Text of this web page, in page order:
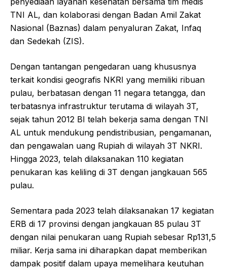
TNI AL, dan kolaborasi dengan Badan Amil Zakat
Nasional (Baznas) dalam penyaluran Zakat, Infaq
dan Sedekah (ZIS).
Dengan tantangan pengedaran uang khususnya
terkait kondisi geografis NKRI yang memiliki ribuan
pulau, berbatasan dengan 11 negara tetangga, dan
terbatasnya infrastruktur terutama di wilayah 3T,
sejak tahun 2012 BI telah bekerja sama dengan TNI
AL untuk mendukung pendistribusian, pengamanan,
dan pengawalan uang Rupiah di wilayah 3T NKRI.
Hingga 2023, telah dilaksanakan 110 kegiatan
penukaran kas keliling di 3T dengan jangkauan 565
pulau.
Sementara pada 2023 telah dilaksanakan 17 kegiatan
ERB di 17 provinsi dengan jangkauan 85 pulau 3T
dengan nilai penukaran uang Rupiah sebesar Rp131,5
miliar. Kerja sama ini diharapkan dapat memberikan
dampak positif dalam upaya memelihara keutuhan